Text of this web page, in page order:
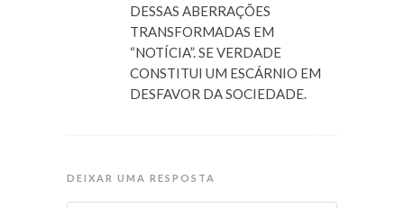
DESSAS ABERRAÇÕES
TRANSFORMADAS EM
“NOTÍCIA”. SE VERDADE
CONSTITUI UM ESCÁRNIO EM
DESFAVOR DA SOCIEDADE.
DEIXAR UMA RESPOSTA